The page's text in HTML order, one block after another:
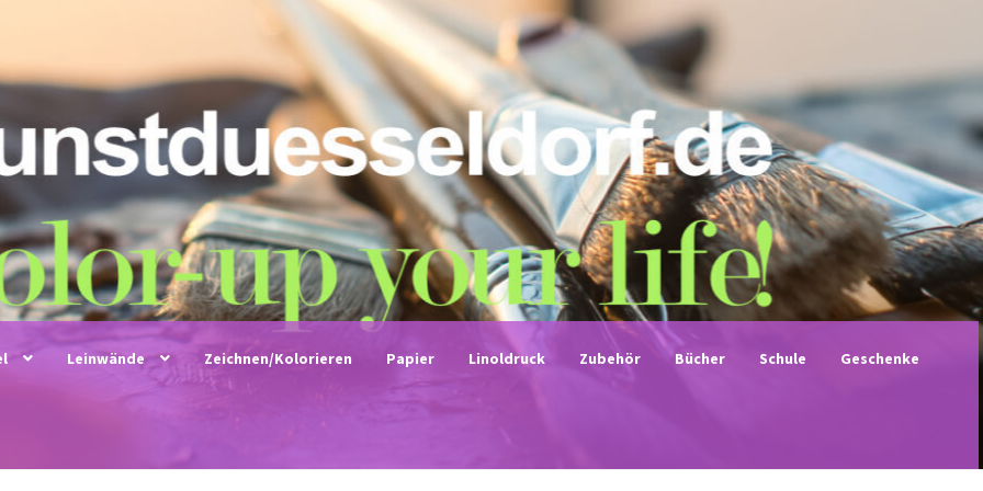
Leinwände Zeichnen/Kolorieren Papier Linoldruck Zubehör Bücher Schule Geschenke